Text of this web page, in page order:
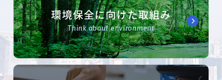
環境保全に向けた取組み
Think about environment